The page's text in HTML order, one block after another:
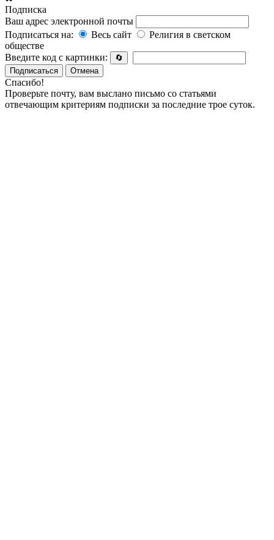
Подписка
Ваш адрес электронной почты
Подписаться на:
Весь сайт
Религия в светском
обществе
Введите код с картинки:
🔄
Подписаться
Отмена
Спасибо!
Проверьте почту, вам выслано письмо со статьями
отвечающим критериям подписки за последние трое суток.